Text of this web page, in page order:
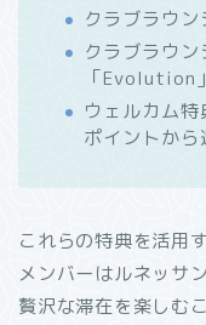
クラブラウン
クラブラウ
「Evolution
ウェルカム
ポイントから
これらの特典を活用
メンバーはルネッサ
贅沢な滞在を楽しむ